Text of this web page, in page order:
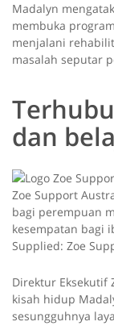
Madalyn
membuka
menjalani
masalah seputar
dan
Zoe Support
bagi perempuan
kesempatan bagi
Supplied: Zoe
Direktur Eksekutif
kisah hidup
sesungguhnya